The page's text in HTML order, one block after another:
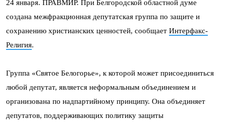
24 января. ПРАВМИР. При Белгородской областной думе
создана межфракционная депутатская группа по защите и
сохранению христианских ценностей, сообщает Интерфакс-
Религия.
Группа «Святое Белогорье», к которой может присоединиться
любой депутат, является неформальным объединением и
организована по надпартийному принципу. Она объединяет
депутатов, поддерживающих политику защиты